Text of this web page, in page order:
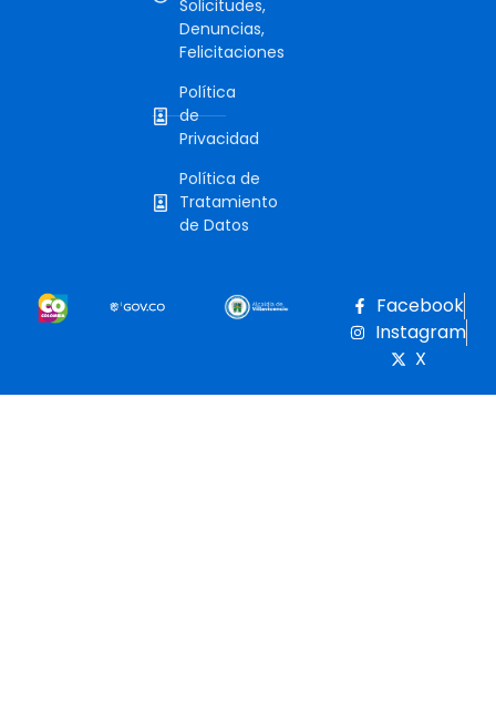
Solicitudes,
Denuncias,
Felicitaciones
Política
de
Privacidad
Política de
Tratamiento
de Datos
Facebook
Instagram
X